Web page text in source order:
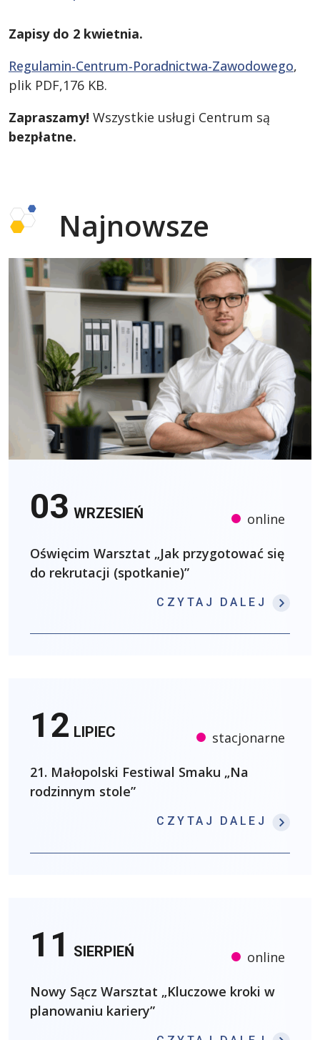
Zapisy do 2 kwietnia.
Regulamin-Centrum-Poradnictwa-Zawodowego,
plik PDF,176 KB.
Zapraszamy! Wszystkie usługi Centrum są
bezpłatne.
Najnowsze
03 WRZESIEŃ
online
Oświęcim Warsztat „Jak przygotować się
do rekrutacji (spotkanie)”
CZYTAJ DALEJ :
12 LIPIEC
stacjonarne
21. Małopolski Festiwal Smaku „Na
rodzinnym stole”
CZYTAJ DALEJ : 21.
11 SIERPIEŃ
online
Nowy Sącz Warsztat „Kluczowe kroki w
planowaniu kariery”